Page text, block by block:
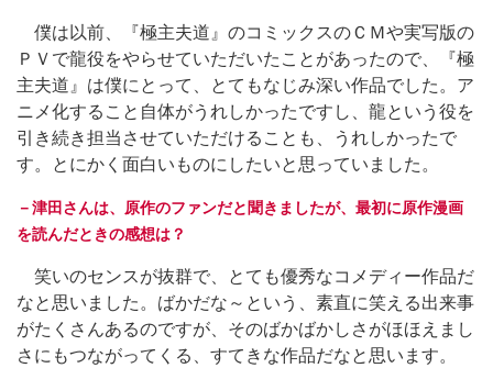
僕は以前、『極主夫道』のコミックスのＣＭや実写版の
ＰＶで龍役をやらせていただいたことがあったので、『極
主夫道』は僕にとって、とてもなじみ深い作品でした。ア
ニメ化すること自体がうれしかったですし、龍という役を
引き続き担当させていただけることも、うれしかったで
す。とにかく面白いものにしたいと思っていました。
－津田さんは、原作のファンだと聞きましたが、最初に原作漫画
を読んだときの感想は？
笑いのセンスが抜群で、とても優秀なコメディー作品だ
なと思いました。ばかだな～という、素直に笑える出来事
がたくさんあるのですが、そのばかばかしさがほほえまし
さにもつながってくる、すてきな作品だなと思います。